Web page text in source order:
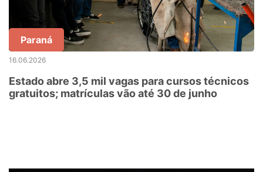
Paraná
16.06.2026
Estado abre 3,5 mil vagas para cursos técnicos
gratuitos; matrículas vão até 30 de junho